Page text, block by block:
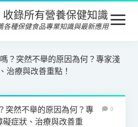
錄所有營養保健知識
各種保健食品專業知識與最新應用
open
menu
？突然不舉的原因為何？專家淺
治療與改善重點！
突然不舉的原因為何？專
礙症狀、治療與改善重
0